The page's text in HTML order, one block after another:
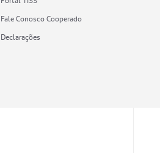
Fale Conosco Cooperado
Declarações